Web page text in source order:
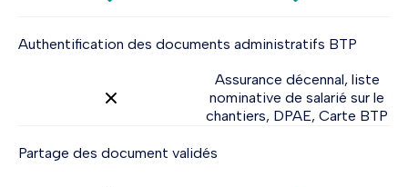
Authentification des documents administratifs BTP
Assurance décennal, liste
nominative de salarié sur le
chantiers, DPAE, Carte BTP
Partage des document validés